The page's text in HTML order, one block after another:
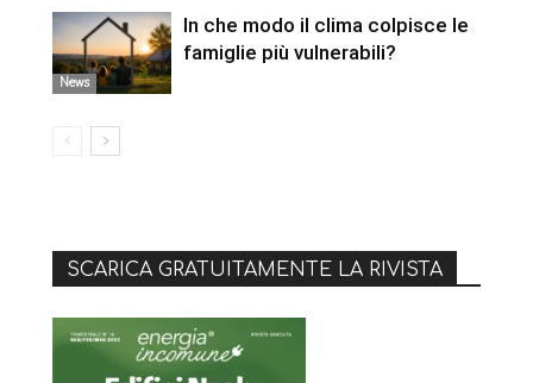
News
In che modo il clima colpisce le
famiglie più vulnerabili?
SCARICA GRATUITAMENTE LA RIVISTA